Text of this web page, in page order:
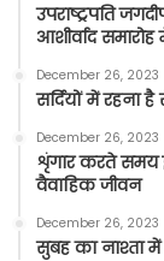
उपराष्ट्रपति
आशीर्वाद
December 26, 2023
सर्दियों में रहना
December 26, 2023
शृंगार करते समय
वैवाहिक जीवन
December 26, 2023
सुबह का नाश्ता में